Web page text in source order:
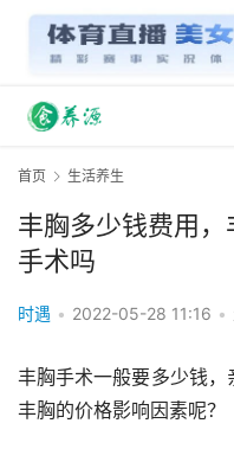
首页 生活养生
丰胸多少钱费用
手术吗
时遇 • 2022-05-28 11:16 •
丰胸手术一般要多少钱
丰胸的价格影响因素呢？